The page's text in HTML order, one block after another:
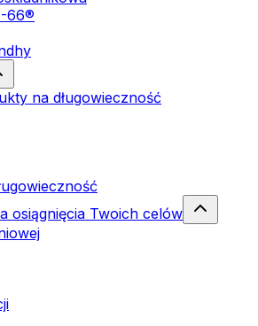
66®
na długowieczność
osiągnięcia Twoich celów